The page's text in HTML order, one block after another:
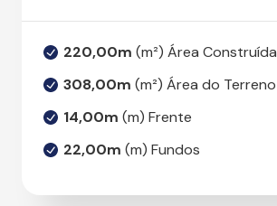
220,00m (m²) Área Construída
308,00m (m²) Área do Terreno
14,00m (m) Frente
22,00m (m) Fundos